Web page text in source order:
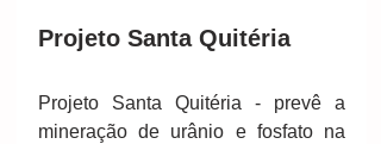
Projeto Santa Quitéria
Projeto Santa Quitéria - prevê a
mineração de urânio e fosfato na